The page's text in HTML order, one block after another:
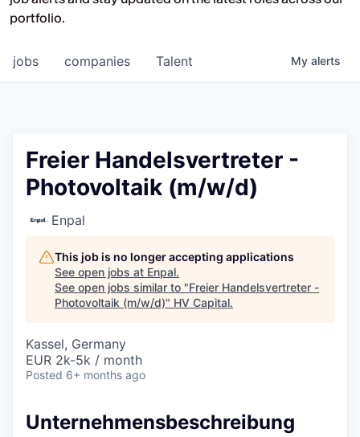
portfolio.
jobs companies Talent My alerts
Freier Handelsvertreter -
Photovoltaik (m/w/d)
Enpal
This job is no longer accepting applications
See open jobs at Enpal.
See open jobs similar to "Freier Handelsvertreter -
Photovoltaik (m/w/d)" HV Capital.
Kassel, Germany
EUR 2k-5k / month
Posted 6+ months ago
Unternehmensbeschreibung